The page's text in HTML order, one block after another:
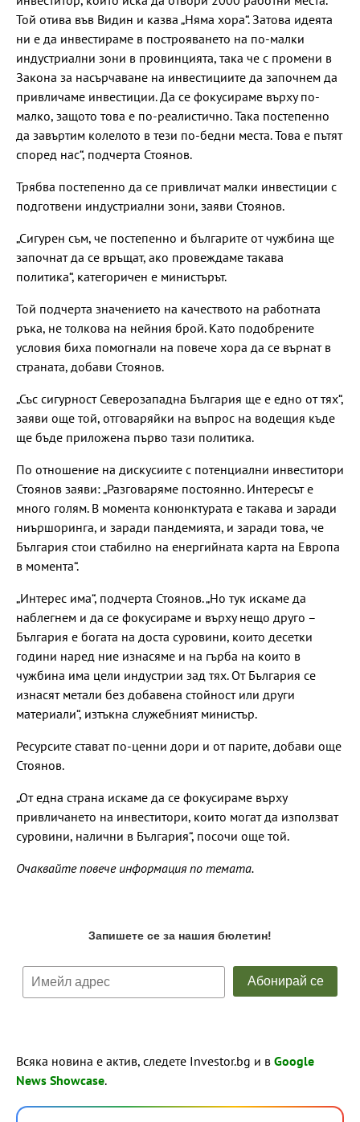
Той отива във Видин и казва „Няма хора“. Затова идеята
ни е да инвестираме в построяването на по-малки
индустриални зони в провинцията, така че с промени в
Закона за насърчаване на инвестициите да започнем да
привличаме инвестиции. Да се фокусираме върху по-
малко, защото това е по-реалистично. Така постепенно
да завъртим колелото в тези по-бедни места. Това е пътят
според нас“, подчерта Стоянов.
Трябва постепенно да се привличат малки инвестиции с
подготвени индустриални зони, заяви Стоянов.
„Сигурен съм, че постепенно и българите от чужбина ще
започнат да се връщат, ако провеждаме такава
политика“, категоричен е министърът.
Той подчерта значението на качеството на работната
ръка, не толкова на нейния брой. Като подобрените
условия биха помогнали на повече хора да се върнат в
страната, добави Стоянов.
„Със сигурност Северозападна България ще е едно от тях“,
заяви още той, отговаряйки на въпрос на водещия къде
ще бъде приложена първо тази политика.
По отношение на дискусиите с потенциални инвеститори
Стоянов заяви: „Разговаряме постоянно. Интересът е
много голям. В момента конюнктурата е такава и заради
ниършоринга, и заради пандемията, и заради това, че
България стои стабилно на енергийната карта на Европа
в момента“.
„Интерес има“, подчерта Стоянов. „Но тук искаме да
наблегнем и да се фокусираме и върху нещо друго –
България е богата на доста суровини, които десетки
години наред ние изнасяме и на гърба на които в
чужбина има цели индустрии зад тях. От България се
изнасят метали без добавена стойност или други
материали“, изтъкна служебният министър.
Ресурсите стават по-ценни дори и от парите, добави още
Стоянов.
„От една страна искаме да се фокусираме върху
привличането на инвеститори, които могат да използват
суровини, налични в България“, посочи още той.
Очаквайте повече информация по темата.
Всяка новина е актив, следете Investor.bg и в Google
News Showcase.